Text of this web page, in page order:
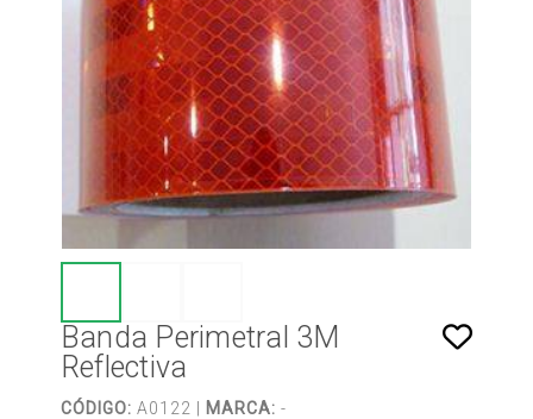
Banda Perimetral 3M
Reflectiva
CÓDIGO: A0122 | MARCA: -